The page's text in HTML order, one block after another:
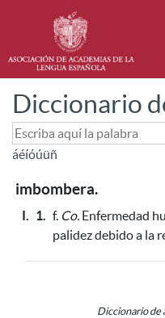
Diccionario
áéíóúüñ
imbombera.
I. 1. f. Co. Enfermedad
palidezdebido a la
Diccionario de